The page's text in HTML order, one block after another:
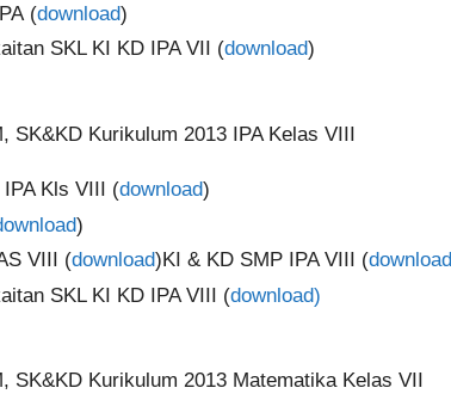
(download)
SKL KI KD IPA VII (download)
SK&KD Kurikulum 2013 IPA Kelas VIII
IPA Kls VIII (download)
)
VIII (download)KI & KD SMP IPA VIII (download
SKL KI KD IPA VIII (download)
SK&KD Kurikulum 2013 Matematika Kelas VII